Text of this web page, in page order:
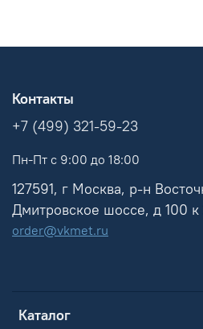
Каталог
Контакты
+7 (499) 321-59-23
Пн-Пт с 9:00 до 18:00
127591, г Москва, р-н
Дмитровское шоссе, д 100
order@vkmet.ru